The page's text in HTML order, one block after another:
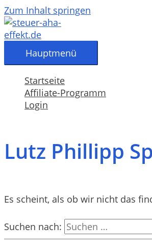
Zum Inhalt springen
Hauptmenü
Startseite
Affiliate-Programm
Login
Lutz Phillipp
Es scheint, als ob wir nicht das
Suchen nach: